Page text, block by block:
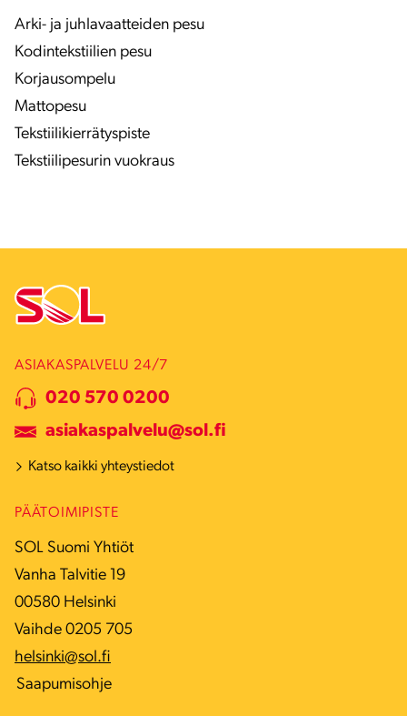
Arki- ja juhlavaatteiden pesu
Kodintekstiilien pesu
Korjausompelu
Mattopesu
Tekstiilikierrätyspiste
Tekstiilipesurin vuokraus
ASIAKASPALVELU 24/7
020 570 0200
asiakaspalvelu@sol.fi
Katso kaikki yhteystiedot
PÄÄTOIMIPISTE
SOL Suomi Yhtiöt
Vanha Talvitie 19
00580 Helsinki
Vaihde 0205 705
helsinki@sol.fi
Saapumisohje